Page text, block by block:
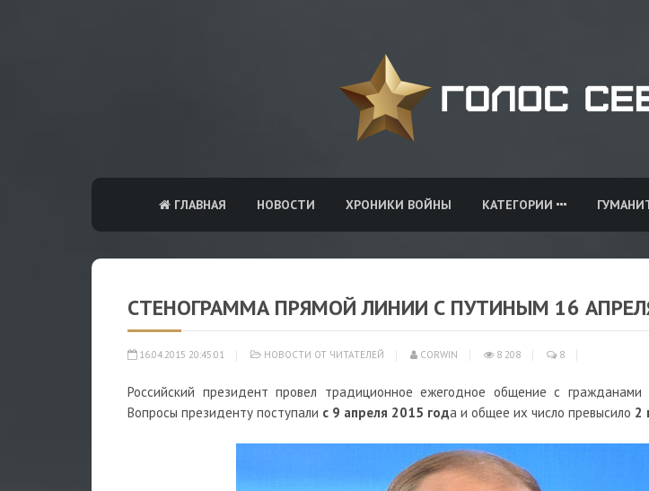
ГЛАВНАЯ НОВОСТИ ХРОНИКИ ВОЙНЫ КАТЕГОРИИ
СТЕНОГРАММА ПРЯМОЙ ЛИНИИ С ПУТИНЫМ 16
16.04.2015 20:45:01 НОВОСТИ ОТ ЧИТАТЕЛЕЙ CORWIN 8 208 8
Российский президент провел традиционное ежегодное общение с
Вопросы президенту поступали с 9 апреля 2015 года и общее их число превысило 2